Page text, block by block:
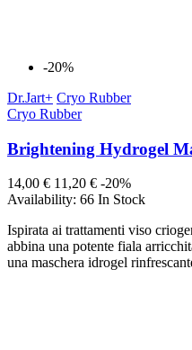
-20%
Dr.Jart+ Cryo Rubber
Cryo Rubber
Brightening Hydrogel
14,00 € 11,20 € -20%
Availability: 66 In Stock
Ispirata ai trattamenti viso
abbina una potente fiala
una maschera idrogel